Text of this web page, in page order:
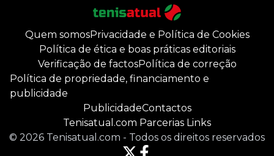
Quem somosPrivacidade e Política de Cookies
Política de ética e boas práticas editoriais
Verificação de factosPolítica de correção
Política de propriedade, financiamento e
publicidade
PublicidadeContactos
Tenisatual.com Parcerias Links
© 2026 Tenisatual.com - Todos os direitos reservados